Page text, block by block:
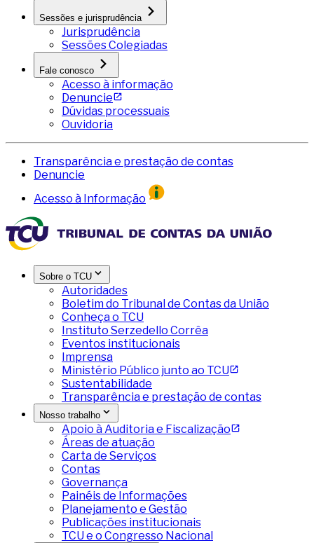
Sessões e jurisprudência
Jurisprudência
Sessões Colegiadas
Fale conosco
Acesso à informação
Denuncie
Dúvidas processuais
Ouvidoria
Transparência e prestação de contas
Denuncie
Acesso à Informação
Sobre o TCU
Autoridades
Boletim do Tribunal de Contas da União
Conheça o TCU
Instituto Serzedello Corrêa
Eventos institucionais
Imprensa
Ministério Público junto ao TCU
Sustentabilidade
Transparência e prestação de contas
Nosso trabalho
Apoio à Auditoria e Fiscalização
Áreas de atuação
Carta de Serviços
Contas
Governança
Painéis de Informações
Planejamento e Gestão
Publicações institucionais
TCU e o Congresso Nacional